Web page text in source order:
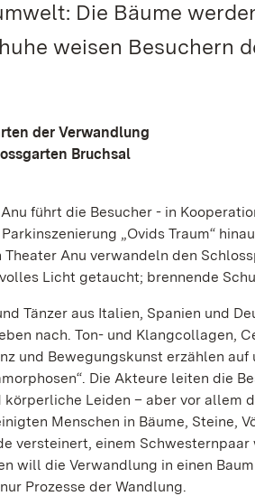
Die Bäume
weisen Besuchern
der Verwandlung
Bruchsal
führt die Besucher - in
„Ovids Traum“
Anu verwandeln den
Licht getaucht; brennende
Tänzer aus Italien, Spanien und
nach. Ton- und Klangcollagen,
und Bewegungskunst erzählen
Die Akteure leiten die
körperliche Leiden – aber vor allem
Menschen in Bäume, Steine,
versteinert, einem
will die Verwandlung in einen
Prozesse der Wandlung.